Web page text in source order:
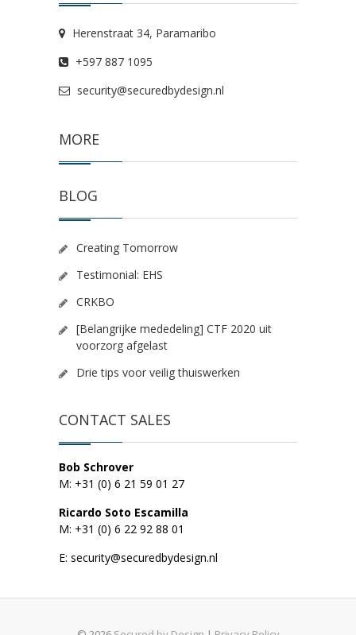
Herenstraat 34, Paramaribo
+597 887 1095
security@securedbydesign.nl
MORE
BLOG
Creating Tomorrow
Testimonial: EHS
CRKBO
[Belangrijke mededeling] CTF 2020 uit
voorzorg afgelast
Drie tips voor veilig thuiswerken
CONTACT SALES
Bob Schrover
M: +31 (0) 6 21 59 01 27
Ricardo Soto Escamilla
M: +31 (0) 6 22 92 88 01
E: security@securedbydesign.nl